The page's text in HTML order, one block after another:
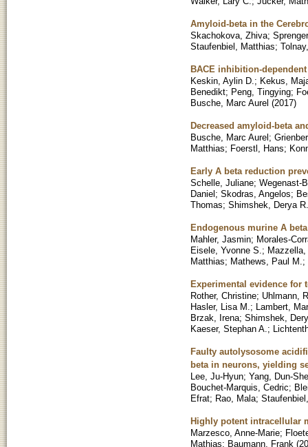
Amyloid-beta in the
Skachokova, Zhiva;
Staufenbiel, Matthias;
BACE inhibition-
Keskin, Aylin D. ; Kekus,
Benedikt; Peng, Tingying;
Busche, Marc Aurel (2017)
Decreased amyloid-beta
Busche, Marc Aurel;
Matthias; Foerstl, Hans;
Early A beta reduction
Schelle, Juliane; Wegenast-
Daniel; Skodras, Angelos;
Thomas; Shimshek, Derya R.
Endogenous murine A
Mahler, Jasmin; Morales-
Eisele, Yvonne S. ;
Matthias; Mathews, Paul M. ;
Experimental evidence for
Rother, Christine; Uhlmann,
Hasler, Lisa M. ; Lambert,
Brzak, Irena; Shimshek,
Kaeser, Stephan A. ;
Faulty autolysosome
beta in neurons, yielding
Lee, Ju-Hyun; Yang, Dun-
Bouchet-Marquis, Cedric;
Efrat; Rao, Mala;
Highly potent intracellular
Marzesco, Anne-Marie;
Mathias; Baumann, Frank (